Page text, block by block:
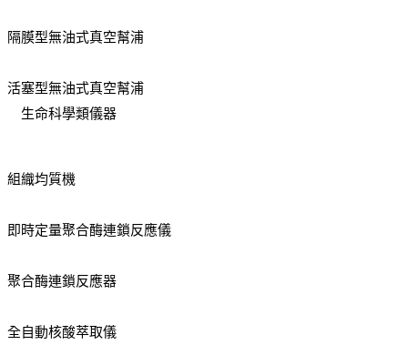
隔膜型無油式真空幫浦
活塞型無油式真空幫浦
生命科學類儀器
組織均質機
即時定量聚合酶連鎖反應儀
聚合酶連鎖反應器
全自動核酸萃取儀